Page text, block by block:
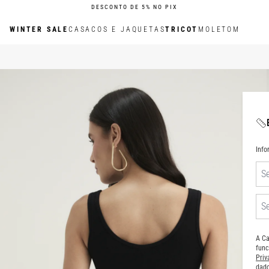
DESCONTO DE 5% NO PIX
WINTER SALE CASACOS E JAQUETASTRICOT MOLETOM
A